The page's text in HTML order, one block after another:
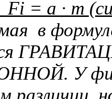
Fi = а · m
в
У